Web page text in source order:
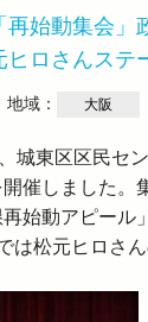
始動集会」
ロさんステ
地域： 大阪
城東区区民セ
開催しました。
始動アピール
は松元ヒロさ